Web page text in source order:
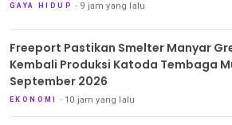
GAYA HIDUP 9 jam yang lalu
Freeport Pastikan Smelter Manyar
Kembali Produksi Katoda Tembaga
September 2026
EKONOMI 10 jam yang lalu